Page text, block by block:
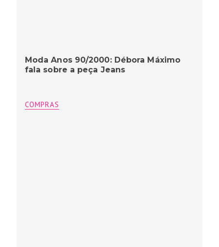
Moda Anos 90/2000: Débora Máximo
fala sobre a peça Jeans
COMPRAS